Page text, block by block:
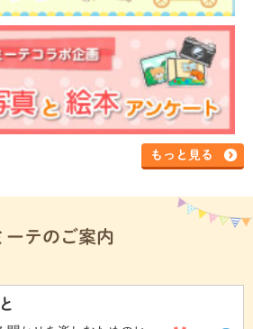
もっと見る
ーテのご案内